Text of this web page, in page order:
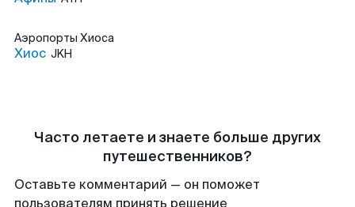
Аэропорты Хиоса
Хиос JKH
Часто летаете и знаете больше других
путешественников?
Оставьте комментарий — он поможет
пользователям принять решение